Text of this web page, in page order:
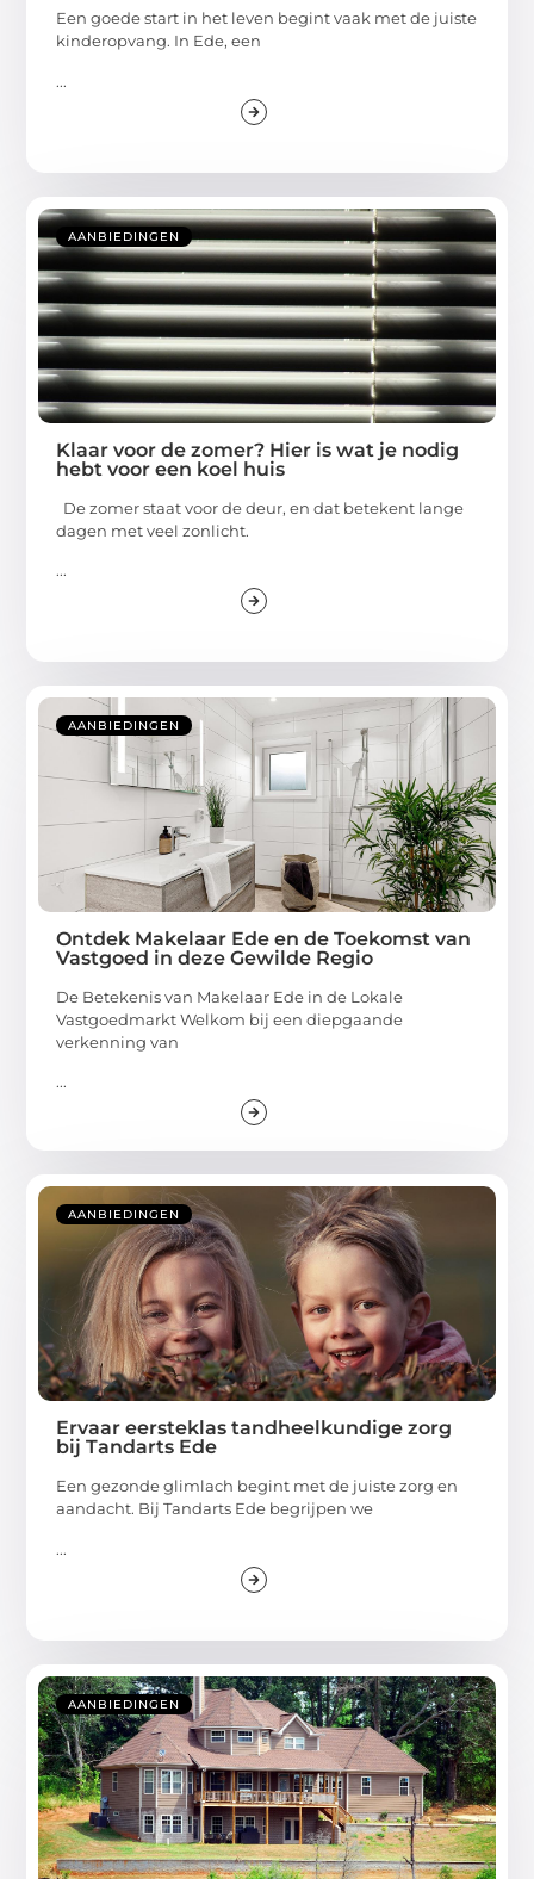
Een goede start in het leven begint vaak met de juiste
kinderopvang. In Ede, een
...
AANBIEDINGEN
Klaar voor de zomer? Hier is wat je nodig
hebt voor een koel huis
De zomer staat voor de deur, en dat betekent lange
dagen met veel zonlicht.
...
AANBIEDINGEN
Ontdek Makelaar Ede en de Toekomst van
Vastgoed in deze Gewilde Regio
De Betekenis van Makelaar Ede in de Lokale
Vastgoedmarkt Welkom bij een diepgaande
verkenning van
...
AANBIEDINGEN
Ervaar eersteklas tandheelkundige zorg
bij Tandarts Ede
Een gezonde glimlach begint met de juiste zorg en
aandacht. Bij Tandarts Ede begrijpen we
...
AANBIEDINGEN